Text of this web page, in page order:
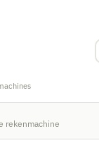
rekenmachine